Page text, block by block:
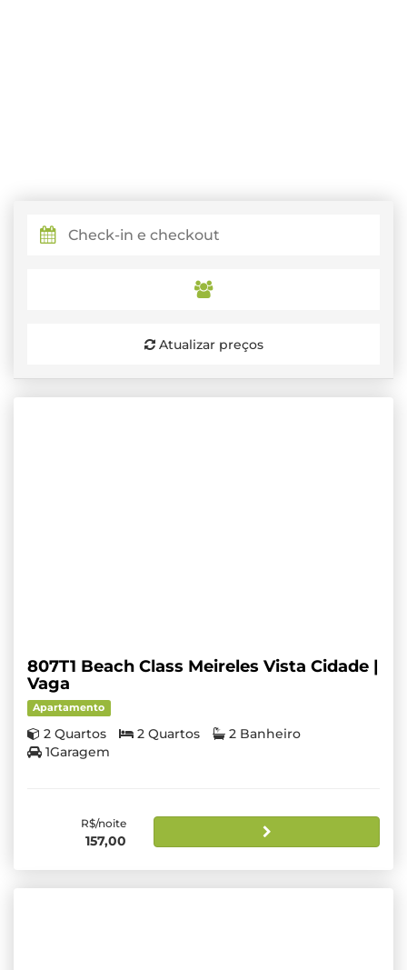
Atualizar preços
807T1 Beach Class Meireles Vista Cidade |
Vaga
Apartamento
2 Quartos 2 Quartos
2 Banheiro
1Garagem
R$/noite
157,00